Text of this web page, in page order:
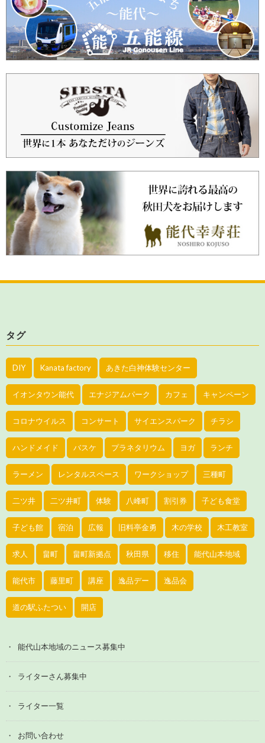
タグ
DIY Kanata factory あきた白神体験センター
イオンタウン能代 エナジアムパーク カフェ キャンペーン
コロナウイルス コンサート サイエンスパーク チラシ
ハンドメイド バスケ プラネタリウム ヨガ ランチ
ラーメン レンタルスペース ワークショップ 三種町
二ツ井 二ツ井町 体験 八峰町 割引券 子ども食堂
子ども館 宿泊 広報 旧料亭金勇 木の学校 木工教室
求人 畠町 畠町新拠点 秋田県 移住 能代山本地域
能代市 藤里町 講座 逸品デー 逸品会
道の駅ふたつい 開店
能代山本地域のニュース募集中
ライターさん募集中
ライター一覧
お問い合わせ